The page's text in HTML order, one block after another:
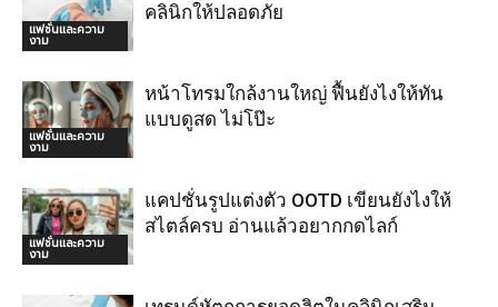
แฟชั่นและความ
งาม
คลินิกให้ปลอดภัย
แฟชั่นและความ
งาม
หน้าโทรมใกล้งานใหญ่ ฟื้นยังไงให้ทัน
แบบดูสด ไม่โป๊ะ
แฟชั่นและความ
งาม
แคปชั่นรูปแต่งตัว OOTD เขียนยังไงให้
สไตล์ครบ อ่านแล้วอยากกดไลก์